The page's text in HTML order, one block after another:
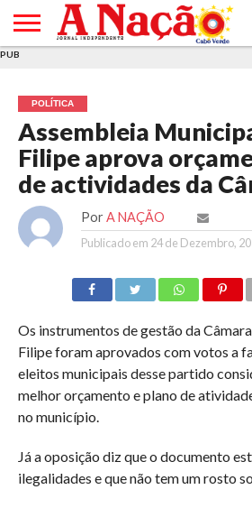
E DE
COOKIES
DE
UTILIZAÇÃO
PUB
POLÍTICA
Assembleia
Filipe aprova
de actividades da
Por A NAÇÃO
Publicado em 24 de Dezembro,
Os instrumentos de gestão da
Filipe foram aprovados com votos a
eleitos municipais desse partido
melhor orçamento e plano de
no município.
Já a oposição diz que o documento
ilegalidades e que não tem um rosto